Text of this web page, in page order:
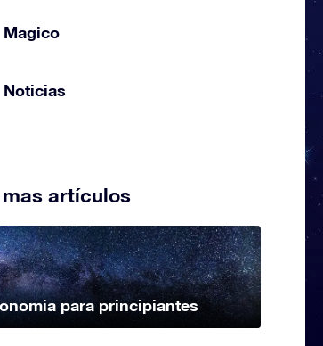
Magico
Noticias
artículos
para principiantes